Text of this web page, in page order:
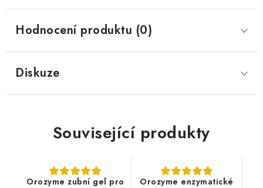
Hodnocení produktu (0)
Diskuze
Související produkty
Orozyme zubní gel pro
Orozyme enzymatické